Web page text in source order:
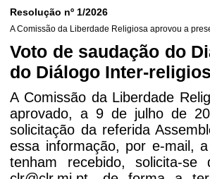
Resolução nº 1/2026
A Comissão da Liberdade Religiosa aprovou a
Voto de saudação do
do Diálogo Inter-
A Comissão da Liberdade
aprovado, a 9 de julho de
solicitação da referida
essa informação, por e-mail,
tenham recebido, solicita-